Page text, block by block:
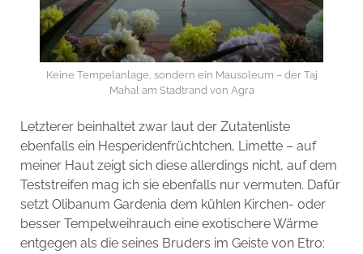
Keine Tempelanlage, sondern ein Mausoleum – der Taj
Mahal am Stadtrand von Agra
Letzterer beinhaltet zwar laut der Zutatenliste
ebenfalls ein Hesperidenfrüchtchen, Limette – auf
meiner Haut zeigt sich diese allerdings nicht, auf dem
Teststreifen mag ich sie ebenfalls nur vermuten. Dafür
setzt Olibanum Gardenia dem kühlen Kirchen- oder
besser Tempelweihrauch eine exotischere Wärme
entgegen als die seines Bruders im Geiste von Etro: